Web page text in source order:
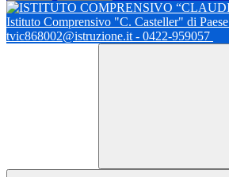
Istituto Comprensivo "C. Casteller" di Paese
tvic868002@istruzione.it - 0422-959057